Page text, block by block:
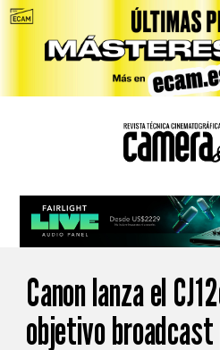
Canon lanza el
objetivo